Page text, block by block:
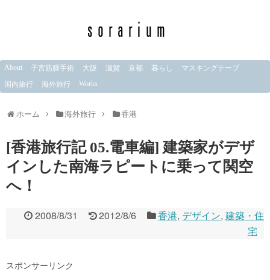
About 子宮筋腫手術 大阪 滋賀 京都 暮らし
マスキングテープ
国内旅行
海外旅行 Works
ホーム 海外旅行 香港
[香港旅行記 05.電車編] 建築家がデザ
インした南海ラピートに乗って関空
へ！
2008/8/31 2012/8/6 香港, デザイン, 建築・住
宅
スポンサーリンク